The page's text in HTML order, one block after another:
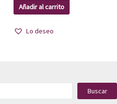
Añadir al carrito
Lo deseo
Buscar